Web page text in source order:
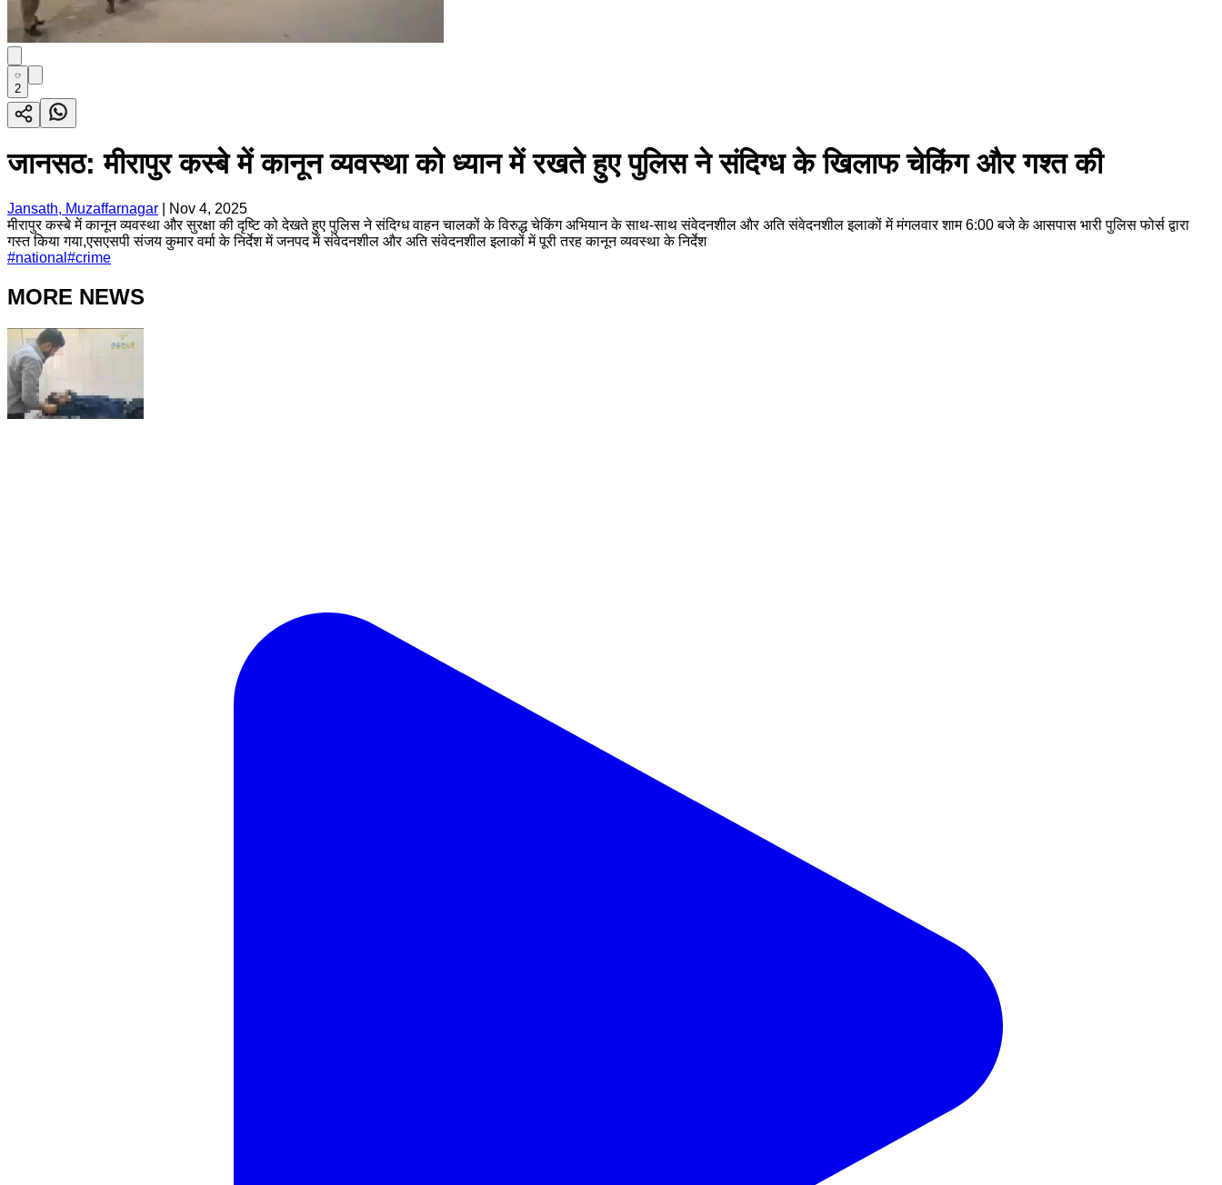
2
जानसठ: मीरापुर कस्बे में कानून व्यवस्था को ध्यान में रखते हुए पुलिस ने संदिग्ध के खिलाफ चेकिंग और गश्त की
Jansath, Muzaffarnagar
Nov 4, 2025
मीरापुर कस्बे में कानून व्यवस्था और सुरक्षा की दृष्टि को देखते हुए पुलिस ने संदिग्ध वाहन चालकों के विरुद्ध चेकिंग अभियान के साथ-साथ संवेदनशील और अति संवेदनशील इलाकों में मंगलवार शाम 6:00 बजे के आसपास भारी पुलिस फोर्स द्वारा
गस्त किया गया,एसएसपी संजय कुमार वर्मा के निर्देश में जनपद में संवेदनशील और अति संवेदनशील इलाकों में पूरी तरह कानून व्यवस्था के निर्देश
#national #crime
MORE NEWS